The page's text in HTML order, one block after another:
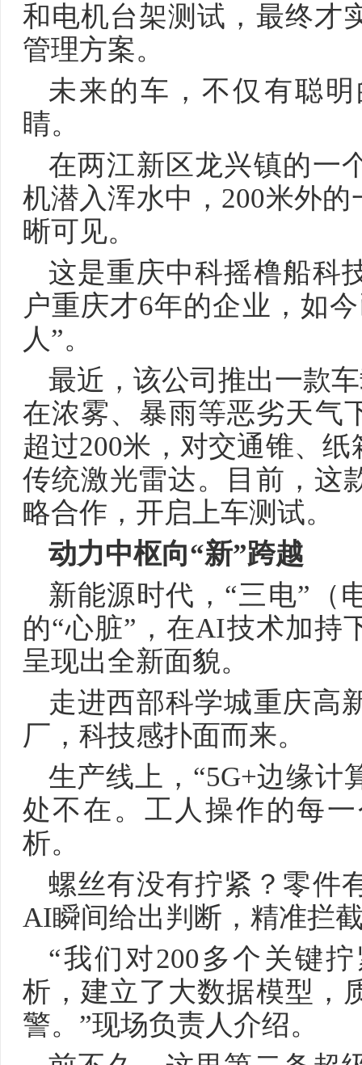
和电机台架测试，最终才
管理方案。
未来的车，不仅有聪
睛。
在两江新区龙兴镇的一
机潜入浑水中，200米外
晰可见。
这是重庆中科摇橹船科
户重庆才6年的企业，如
人”。
最近，该公司推出一款
在浓雾、暴雨等恶劣天气
超过200米，对交通锥、
传统激光雷达。目前，这
略合作，开启上车测试。
动力中枢向“新”跨越
新能源时代，“三电”（
的“心脏”，在AI技术加持
呈现出全新面貌。
走进西部科学城重庆高
厂，科技感扑面而来。
生产线上，“5G+边缘计
处不在。工人操作的每
析。
螺丝有没有拧紧？零件
AI瞬间给出判断，精准拦
“我们对200多个关键
析，建立了大数据模型，
警。”现场负责人介绍。